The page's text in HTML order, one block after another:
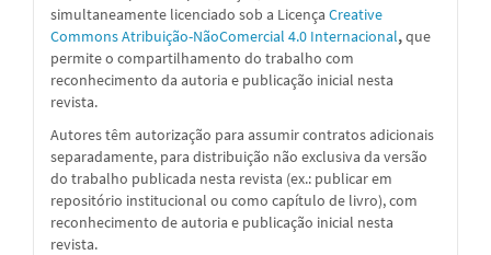
simultaneamente licenciado sob a Licença Creative
Commons Atribuição-NãoComercial 4.0 Internacional,que
permite o compartilhamento do trabalho com
reconhecimento da autoria e publicação inicial nesta
revista.
Autores têm autorização para assumir contratos adicionais
separadamente, para distribuição não exclusiva da versão
do trabalho publicada nesta revista (ex.: publicar em
repositório institucional ou como capítulo de livro), com
reconhecimento de autoria e publicação inicial nesta
revista.